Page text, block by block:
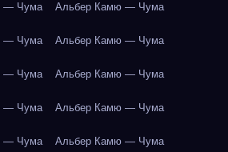
— Чума Альбер Камю — Чума
— Чума Альбер Камю — Чума
— Чума Альбер Камю — Чума
— Чума Альбер Камю — Чума
— Чума Альбер Камю — Чума